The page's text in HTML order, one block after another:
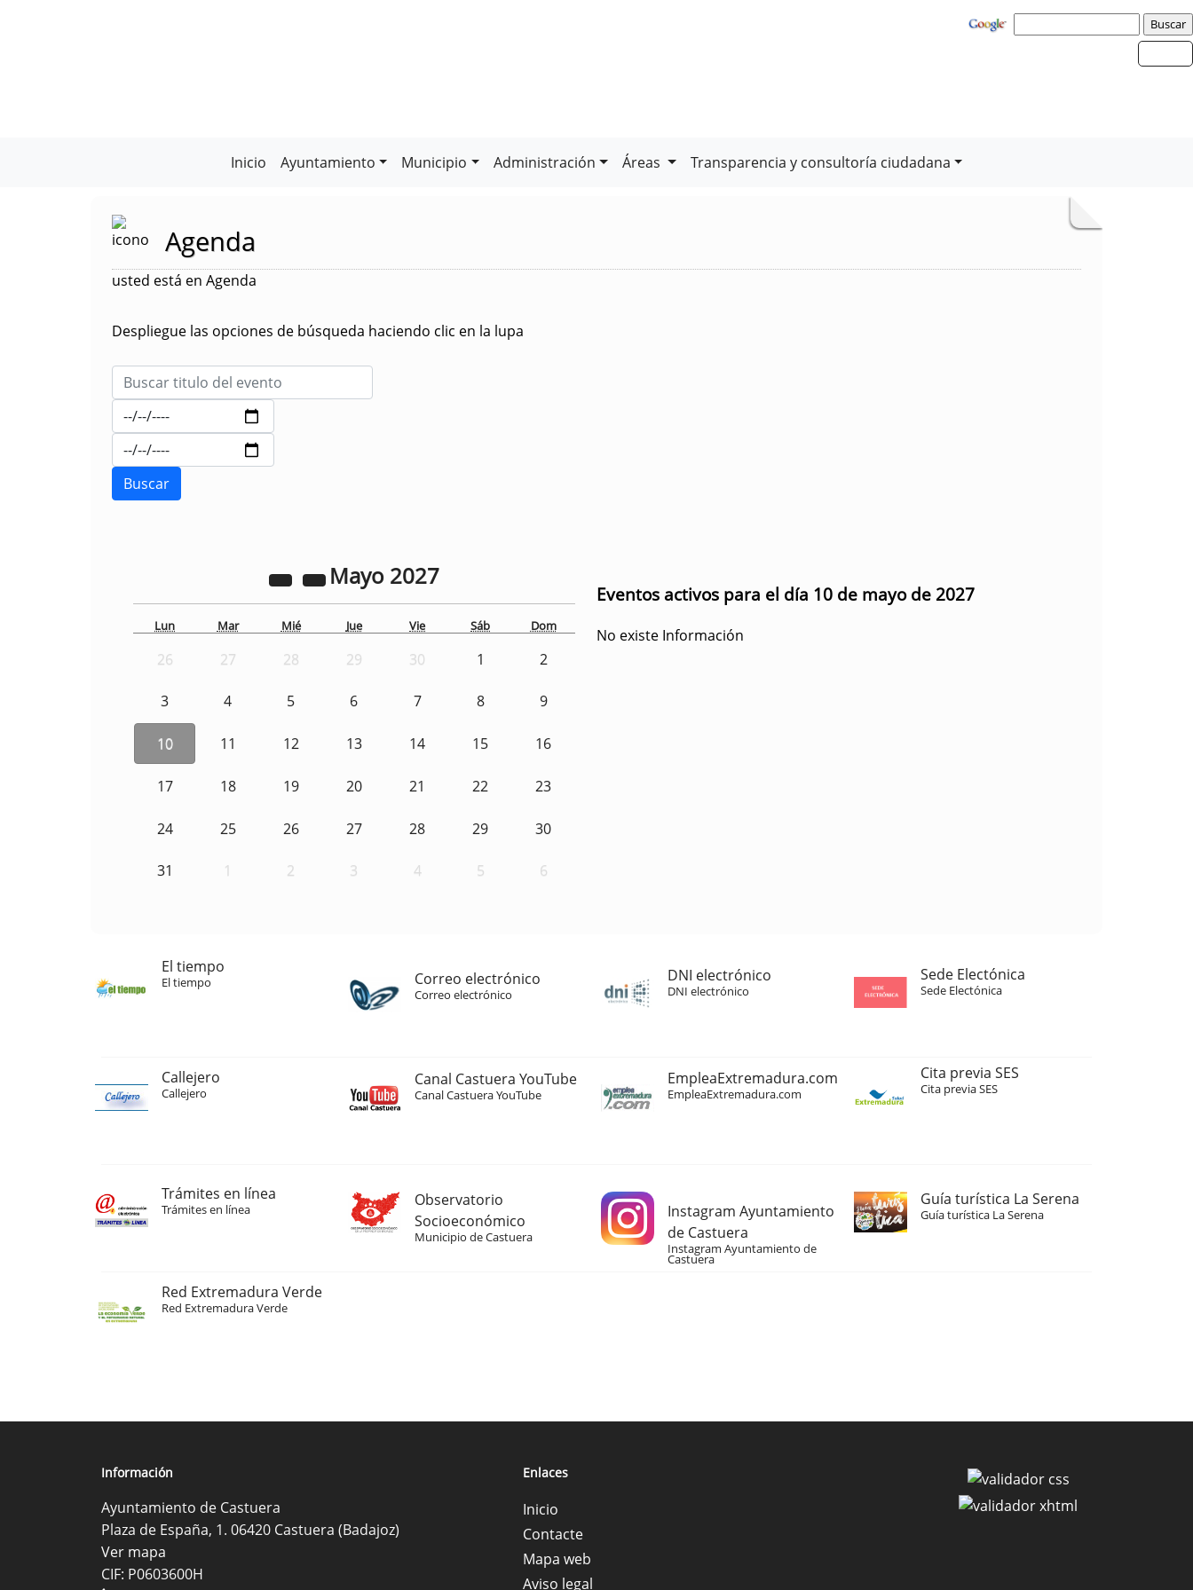
Inicio Ayuntamiento Municipio Administración Áreas Transparencia y consultoría ciudadana
Agenda
usted está en Agenda
Despliegue las opciones de búsqueda haciendo clic en la lupa
Mayo 2027
Lun Mar Mié Jue Vie Sáb Dom
26 27 28 29 30 1 2
3 4 5 6 7 8 9
10 11 12 13 14 15 16
17 18 19 20 21 22 23
24 25 26 27 28 29 30
31 1 2 3 4 5 6
Eventos activos para el día 10 de mayo de 2027
No existe Información
El tiempo
El tiempo Correo electrónico
Correo electrónico
DNI electrónico
DNI electrónico
Sede Electónica
Sede Electónica
Callejero
Callejero
Canal Castuera YouTube
Canal Castuera YouTube
EmpleaExtremadura.com
EmpleaExtremadura.com
Cita previa SES
Cita previa SES
Trámites en línea
Trámites en línea
Observatorio
Socioeconómico
Municipio de Castuera
Instagram Ayuntamiento
de Castuera
Instagram Ayuntamiento de
Castuera
Guía turística La Serena
Guía turística La Serena
Red Extremadura Verde
Red Extremadura Verde
Información
Ayuntamiento de Castuera
Plaza de España, 1. 06420 Castuera (Badajoz)
Ver mapa
CIF: P0603600H
Enlaces
Inicio
Contacte
Mapa web
Aviso legal